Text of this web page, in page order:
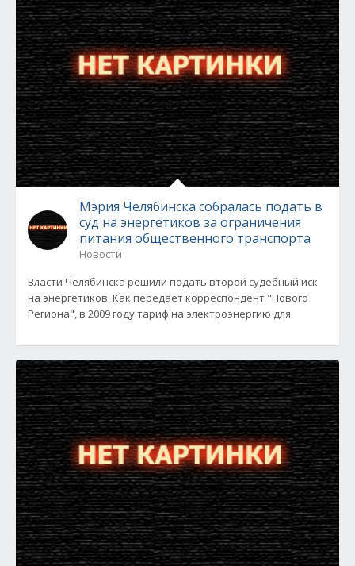
Мэрия Челябинска собралась подать в
суд на энергетиков за ограничения
питания общественного транспорта
Новости
Власти Челябинска решили подать второй судебный иск
на энергетиков. Как передает корреспондент "Нового
Региона", в 2009 году тариф на электроэнергию для